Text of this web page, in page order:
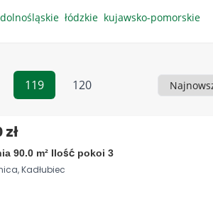
dolnośląskie łódzkie kujawsko-pomorskie
119 120 Sortowanie
90.0 m² Ilość pokoi 3
Kadłubiec